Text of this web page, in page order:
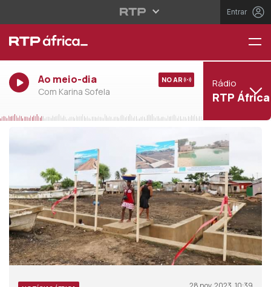
Entrar
Ao meio-dia
Com Karina Sofela
NO AR Rádio
RTP África